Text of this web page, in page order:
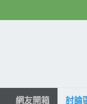
網友開箱 討論